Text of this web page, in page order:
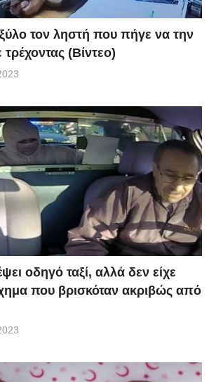
τον ληστή που πήγε να την
(Βίντεο)
οδηγό ταξί, αλλά δεν είχε
που βρισκόταν ακριβώς από